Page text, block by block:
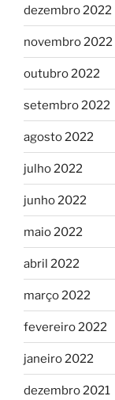
dezembro 2022
novembro 2022
outubro 2022
setembro 2022
agosto 2022
julho 2022
junho 2022
maio 2022
abril 2022
março 2022
fevereiro 2022
janeiro 2022
dezembro 2021